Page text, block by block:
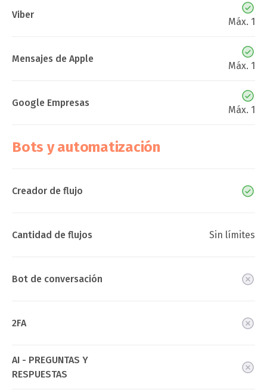
Viber
Máx. 1
Mensajes de Apple
Máx. 1
Google Empresas
Máx. 1
Bots y automatización
Creador de flujo
Cantidad de flujos Sin límites
Bot de conversación
2FA
AI - PREGUNTAS Y
RESPUESTAS